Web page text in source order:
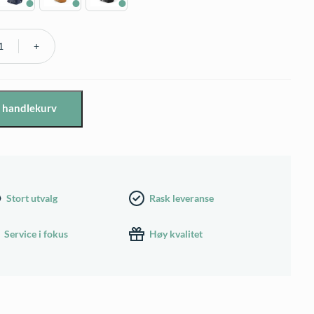
handlekurv
Stort utvalg Rask leveranse
Service i fokus Høy kvalitet